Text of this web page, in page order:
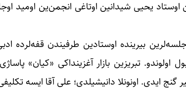
یحیی شیدانین اوتاغی انجمن‌ین اومید
بیرینده اوستادین طرفیندن قفه‌لرده
اولوندو. تبریزین بازار آغزینداکی «کیان»
گنج ایدی. اونونلا دانیشیلدی؛ علی آقا ایسه